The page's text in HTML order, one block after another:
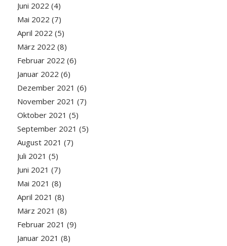
Juni 2022 (4)
Mai 2022 (7)
April 2022 (5)
März 2022 (8)
Februar 2022 (6)
Januar 2022 (6)
Dezember 2021 (6)
November 2021 (7)
Oktober 2021 (5)
September 2021 (5)
August 2021 (7)
Juli 2021 (5)
Juni 2021 (7)
Mai 2021 (8)
April 2021 (8)
März 2021 (8)
Februar 2021 (9)
Januar 2021 (8)